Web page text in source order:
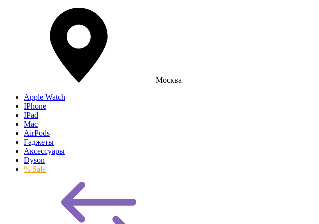
Москва
Apple Watch
IPhone
IPad
Mac
AirPods
Гаджеты
Аксессуары
Dyson
% Sale